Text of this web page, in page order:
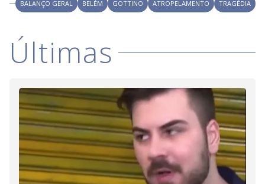
V
i
d
e
o
d
BALANÇO GERAL BELÉM GOTTINO ATROPELAMENTO TRAGÉDIA
Últimas